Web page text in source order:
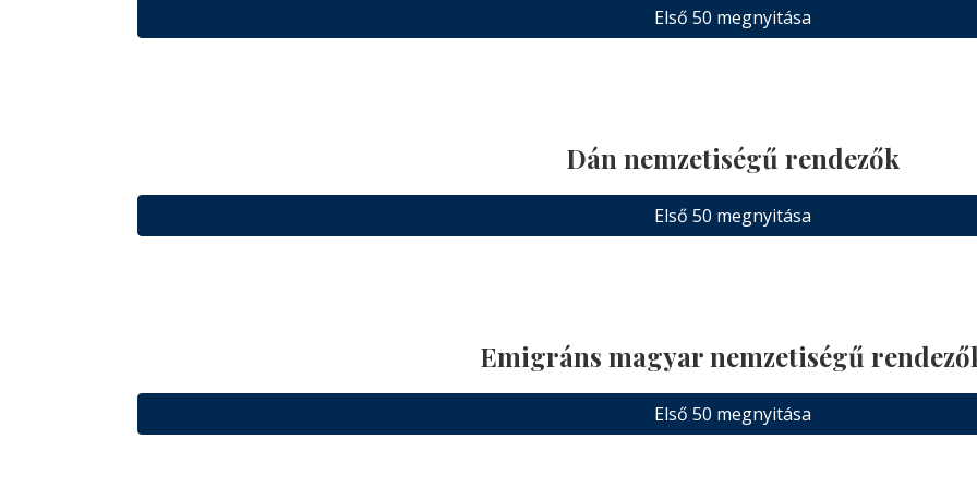
Első 50 megnyitása
Dán nemzetiségű rendezők
Első 50 megnyitása
Emigráns magyar nemzetiségű
Első 50 megnyitása